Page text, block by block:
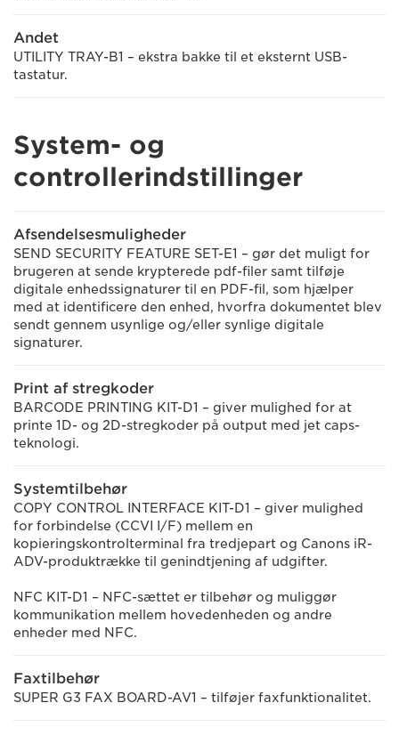
Andet
UTILITY TRAY-B1 – ekstra bakke til et eksternt USB-
tastatur.
System- og
controllerindstillinger
Afsendelsesmuligheder
SEND SECURITY FEATURE SET-E1 – gør det muligt for
brugeren at sende krypterede pdf-filer samt tilføje
digitale enhedssignaturer til en PDF-fil, som hjælper
med at identificere den enhed, hvorfra dokumentet blev
sendt gennem usynlige og/eller synlige digitale
signaturer.
Print af stregkoder
BARCODE PRINTING KIT-D1 – giver mulighed for at
printe 1D- og 2D-stregkoder på output med jet caps-
teknologi.
Systemtilbehør
COPY CONTROL INTERFACE KIT-D1 – giver mulighed
for forbindelse (CCVI I/F) mellem en
kopieringskontrolterminal fra tredjepart og Canons iR-
ADV-produktrække til genindtjening af udgifter.
NFC KIT-D1 – NFC-sættet er tilbehør og muliggør
kommunikation mellem hovedenheden og andre
enheder med NFC.
Faxtilbehør
SUPER G3 FAX BOARD-AV1 – tilføjer faxfunktionalitet.